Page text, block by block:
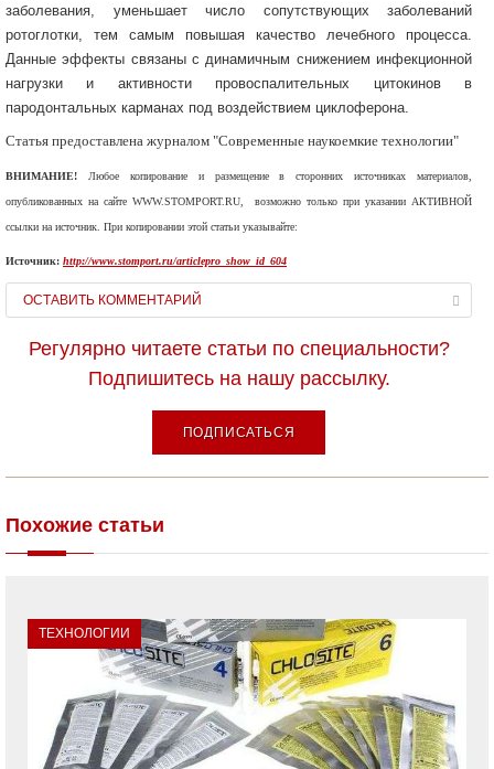
заболевания, уменьшает число сопутствующих заболеваний
ротоглотки, тем самым повышая качество лечебного процесса.
Данные эффекты связаны с динамичным снижением инфекционной
нагрузки и активности провоспалительных цитокинов в
пародонтальных карманах под воздействием циклоферона.
Статья предоставлена журналом "Современные наукоемкие технологии"
ВНИМАНИЕ! Любое копирование и размещение в сторонних источниках материалов,
опубликованных на сайте WWW.STOMPORT.RU, возможно только при указании АКТИВНОЙ
ссылки на источник. При копировании этой статьи указывайте:
Источник: http://www.stomport.ru/articlepro_show_id_604
ОСТАВИТЬ КОММЕНТАРИЙ
Регулярно читаете статьи по специальности?
Подпишитесь на нашу рассылку.
ПОДПИСАТЬСЯ
Похожие статьи
ТЕХНОЛОГИИ